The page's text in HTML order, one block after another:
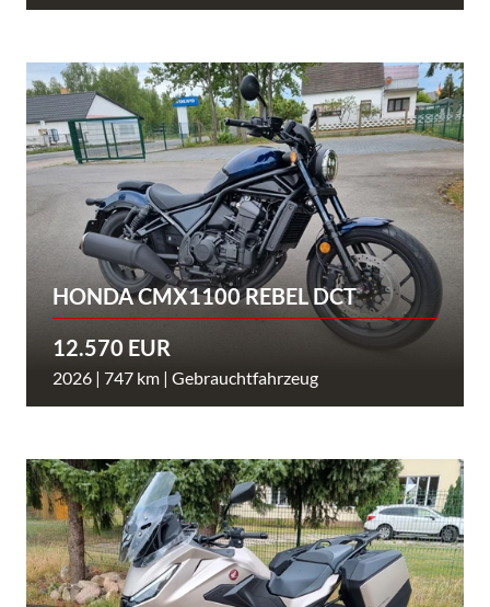
HONDA CMX1100 REBEL DCT
12.570 EUR
2026 | 747 km | Gebrauchtfahrzeug